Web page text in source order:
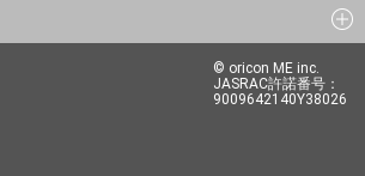
© oricon ME inc.
JASRAC許諾番号：
9009642140Y38026